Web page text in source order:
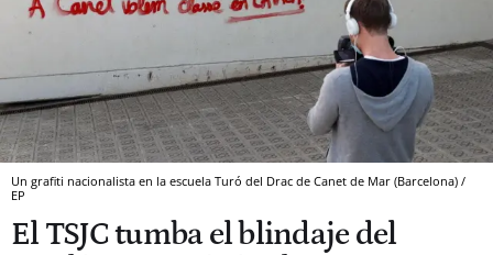
Un grafiti nacionalista en la escuela Turó del Drac de Canet de Mar (Barcelona) /
EP
El TSJC tumba el blindaje del